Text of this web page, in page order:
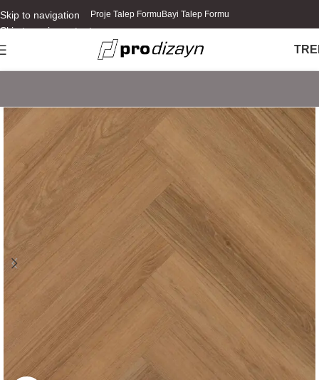
Skip to navigation
Skip to main content
Proje Talep Formu Bayi Talep Formu
TR